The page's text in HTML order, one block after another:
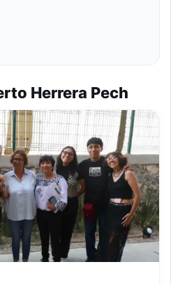
Herrera Pech